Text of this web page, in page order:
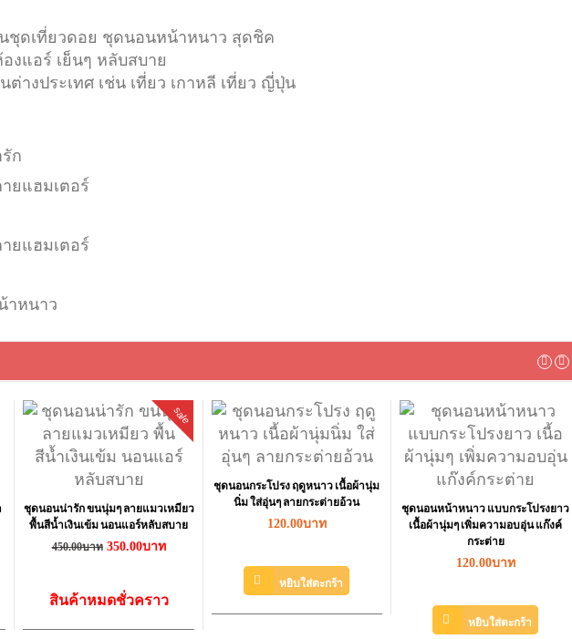
นชุดเที่ยวดอย ชุดนอนหน้าหนาว สุดชิค
งแอร์ เย็นๆ หลับสบาย
ต่างประเทศ เช่น เที่ยว เกาหลี เที่ยว ญี่ปุ่น
sale
ชุดนอนน่ารัก ขนนุ่มๆ ลายแมวเหมียว
พื้นสีน้ำเงินเข้ม นอนแอร์หลับสบาย
450.00บาท 350.00บาท
สินค้าหมดชั่วคราว
ชุดนอนกระโปรง ฤดูหนาว เนื้อผ้านุ่ม
นิ่ม ใส่อุ่นๆ ลายกระต่ายอ้วน
120.00บาท
หยิบใส่ตะกร้า
ชุดนอนหน้าหนาว แบบกระโปรงยาว
เนื้อผ้านุ่มๆ เพิ่มความอบอุ่น แก๊งค์
กระต่าย
120.00บาท
หยิบใส่ตะกร้า